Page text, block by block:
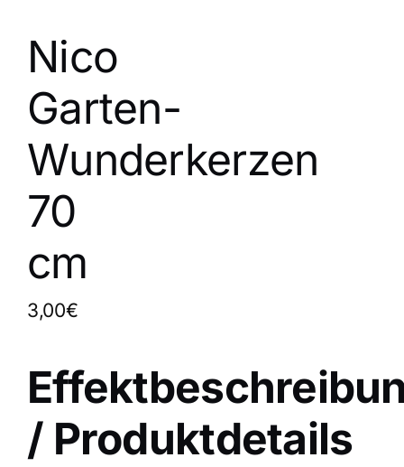
Nico
Garten-
Wunderkerzen
70
cm
3,00€
/ Produktdetails